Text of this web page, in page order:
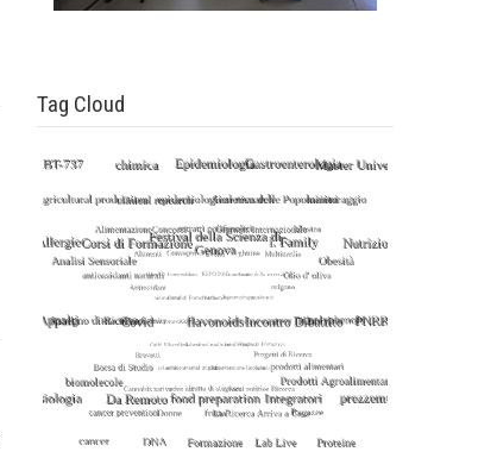
Tag Cloud